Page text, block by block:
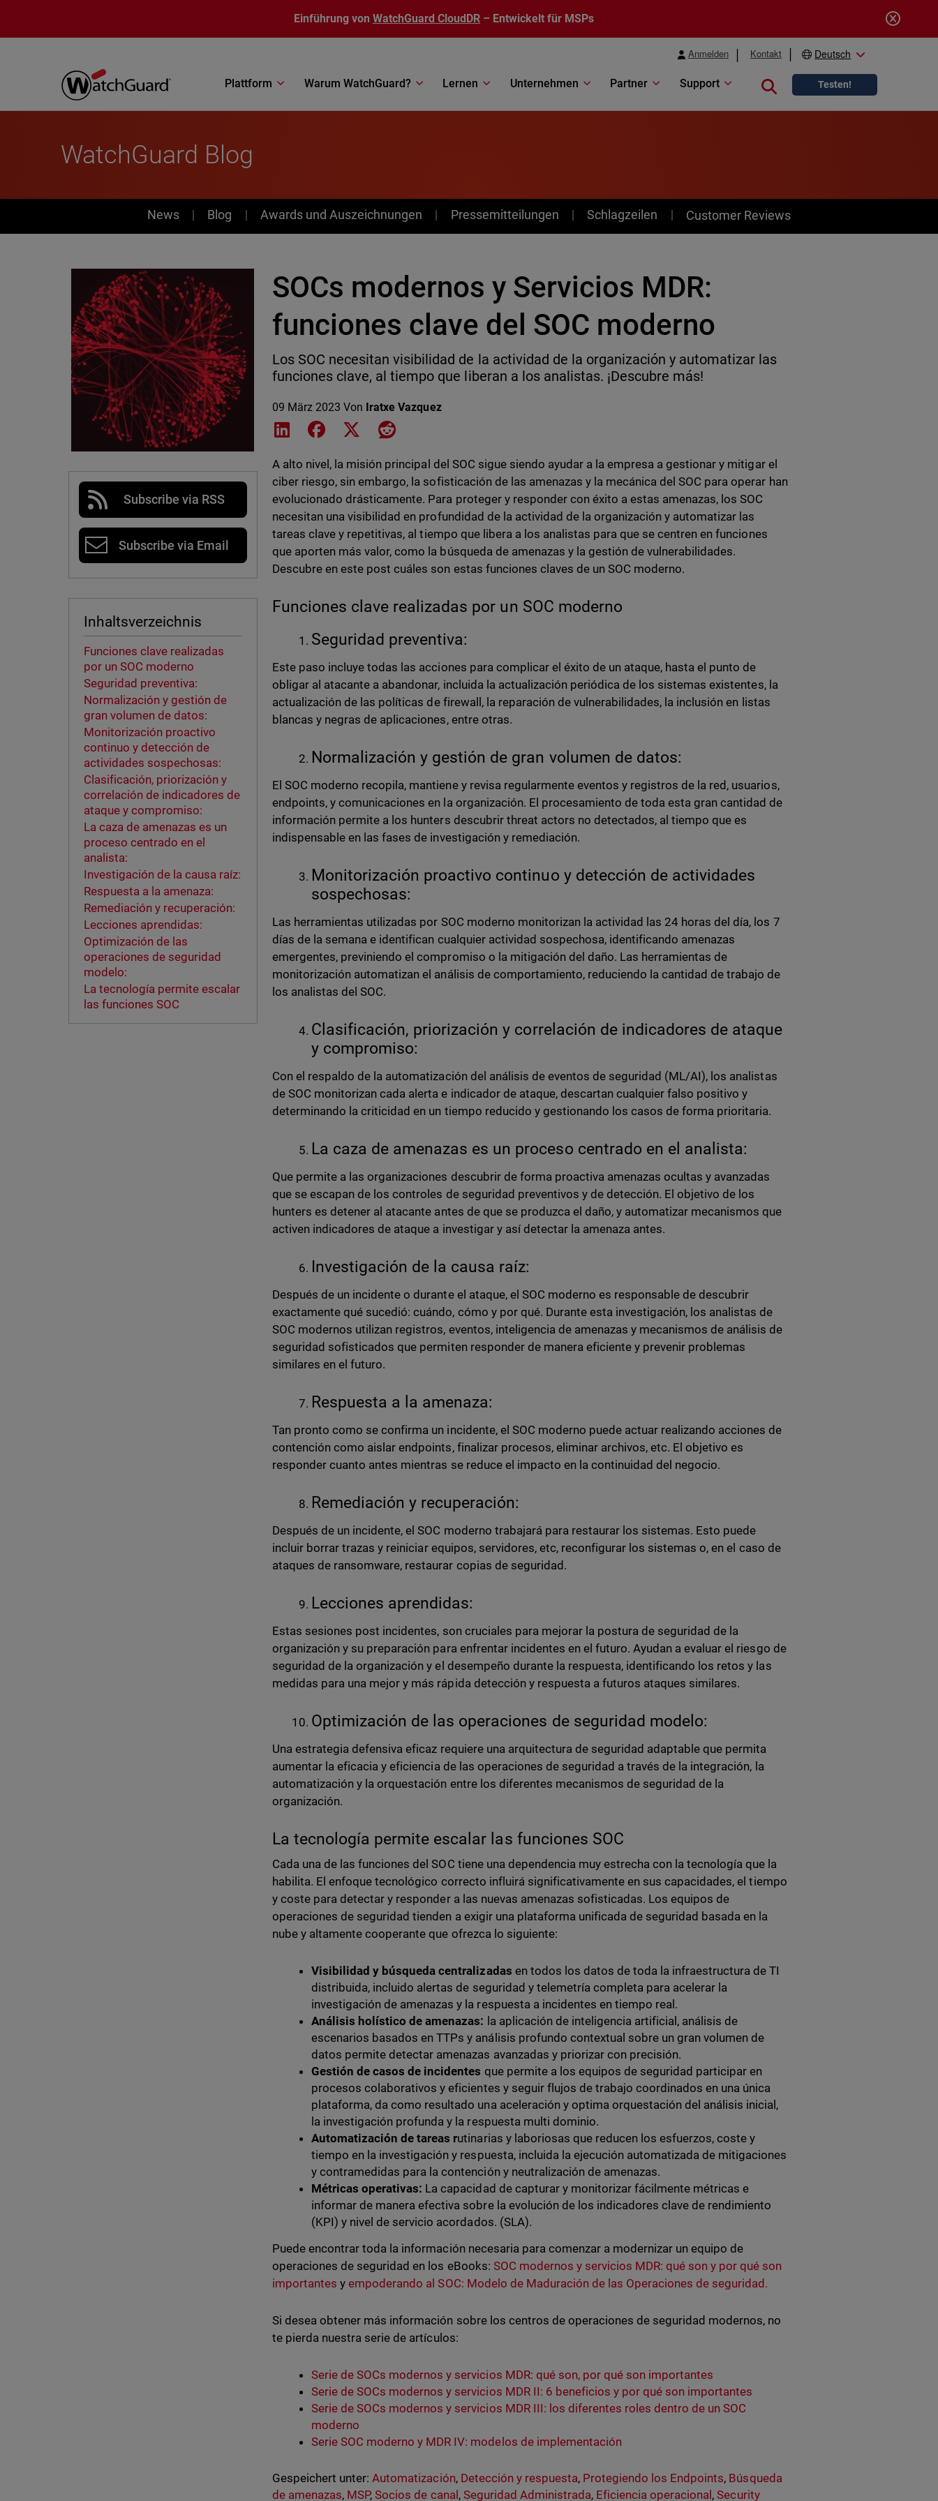
Einführung von WatchGuard CloudDR – Entwickelt für MSPs
Anmelden Kontakt Deutsch
Plattform Warum WatchGuard? Lernen Unternehmen Partner Support Close search
Testen!
WatchGuard Blog
News
News Blog Awards und Auszeichnungen Pressemitteilungen Schlagzeilen Customer Reviews
Subscribe via RSS
Subscribe via Email
Inhaltsverzeichnis
Funciones clave realizadas
por un SOC moderno
Seguridad preventiva:
Normalización y gestión de
gran volumen de datos:
Monitorización proactivo
continuo y detección de
actividades sospechosas:
Clasificación, priorización y
correlación de indicadores de
ataque y compromiso:
La caza de amenazas es un
proceso centrado en el
analista:
Investigación de la causa raíz:
Respuesta a la amenaza:
Remediación y recuperación:
Lecciones aprendidas:
Optimización de las
operaciones de seguridad
modelo:
La tecnología permite escalar
las funciones SOC
SOCs modernos y Servicios MDR:
funciones clave del SOC moderno
Los SOC necesitan visibilidad de la actividad de la organización y automatizar las
funciones clave, al tiempo que liberan a los analistas. ¡Descubre más!
09 März 2023 Von Iratxe Vazquez
Share on LinkedIn
Share on Facebook
Share on XShare on Reddit
A alto nivel, la misión principal del SOC sigue siendo ayudar a la empresa a gestionar y mitigar el
ciber riesgo, sin embargo, la sofisticación de las amenazas y la mecánica del SOC para operar han
evolucionado drásticamente. Para proteger y responder con éxito a estas amenazas, los SOC
necesitan una visibilidad en profundidad de la actividad de la organización y automatizar las
tareas clave y repetitivas, al tiempo que libera a los analistas para que se centren en funciones
que aporten más valor, como la búsqueda de amenazas y la gestión de vulnerabilidades.
Descubre en este post cuáles son estas funciones claves de un SOC moderno.
Funciones clave realizadas por un SOC moderno
Seguridad preventiva:
Este paso incluye todas las acciones para complicar el éxito de un ataque, hasta el punto de
obligar al atacante a abandonar, incluida la actualización periódica de los sistemas existentes, la
actualización de las políticas de firewall, la reparación de vulnerabilidades, la inclusión en listas
blancas y negras de aplicaciones, entre otras.
Normalización y gestión de gran volumen de datos:
El SOC moderno recopila, mantiene y revisa regularmente eventos y registros de la red, usuarios,
endpoints, y comunicaciones en la organización. El procesamiento de toda esta gran cantidad de
información permite a los hunters descubrir threat actors no detectados, al tiempo que es
indispensable en las fases de investigación y remediación.
Monitorización proactivo continuo y detección de actividades
sospechosas:
Las herramientas utilizadas por SOC moderno monitorizan la actividad las 24 horas del día, los 7
días de la semana e identifican cualquier actividad sospechosa, identificando amenazas
emergentes, previniendo el compromiso o la mitigación del daño. Las herramientas de
monitorización automatizan el análisis de comportamiento, reduciendo la cantidad de trabajo de
los analistas del SOC.
Clasificación, priorización y correlación de indicadores de ataque
y compromiso:
Con el respaldo de la automatización del análisis de eventos de seguridad (ML/AI), los analistas
de SOC monitorizan cada alerta e indicador de ataque, descartan cualquier falso positivo y
determinando la criticidad en un tiempo reducido y gestionando los casos de forma prioritaria.
La caza de amenazas es un proceso centrado en el analista:
Que permite a las organizaciones descubrir de forma proactiva amenazas ocultas y avanzadas
que se escapan de los controles de seguridad preventivos y de detección. El objetivo de los
hunters es detener al atacante antes de que se produzca el daño, y automatizar mecanismos que
activen indicadores de ataque a investigar y así detectar la amenaza antes.
Investigación de la causa raíz:
Después de un incidente o durante el ataque, el SOC moderno es responsable de descubrir
exactamente qué sucedió: cuándo, cómo y por qué. Durante esta investigación, los analistas de
SOC modernos utilizan registros, eventos, inteligencia de amenazas y mecanismos de análisis de
seguridad sofisticados que permiten responder de manera eficiente y prevenir problemas
similares en el futuro.
Respuesta a la amenaza:
Tan pronto como se confirma un incidente, el SOC moderno puede actuar realizando acciones de
contención como aislar endpoints, finalizar procesos, eliminar archivos, etc. El objetivo es
responder cuanto antes mientras se reduce el impacto en la continuidad del negocio.
Remediación y recuperación:
Después de un incidente, el SOC moderno trabajará para restaurar los sistemas. Esto puede
incluir borrar trazas y reiniciar equipos, servidores, etc, reconfigurar los sistemas o, en el caso de
ataques de ransomware, restaurar copias de seguridad.
Lecciones aprendidas:
Estas sesiones post incidentes, son cruciales para mejorar la postura de seguridad de la
organización y su preparación para enfrentar incidentes en el futuro. Ayudan a evaluar el riesgo de
seguridad de la organización y el desempeño durante la respuesta, identificando los retos y las
medidas para una mejor y más rápida detección y respuesta a futuros ataques similares.
Optimización de las operaciones de seguridad modelo:
Una estrategia defensiva eficaz requiere una arquitectura de seguridad adaptable que permita
aumentar la eficacia y eficiencia de las operaciones de seguridad a través de la integración, la
automatización y la orquestación entre los diferentes mecanismos de seguridad de la
organización.
La tecnología permite escalar las funciones SOC
Cada una de las funciones del SOC tiene una dependencia muy estrecha con la tecnología que la
habilita. El enfoque tecnológico correcto influirá significativamente en sus capacidades, el tiempo
y coste para detectar y responder a las nuevas amenazas sofisticadas. Los equipos de
operaciones de seguridad tienden a exigir una plataforma unificada de seguridad basada en la
nube y altamente cooperante que ofrezca lo siguiente:
Visibilidad y búsqueda centralizadas en todos los datos de toda la infraestructura de TI
distribuida, incluido alertas de seguridad y telemetría completa para acelerar la
investigación de amenazas y la respuesta a incidentes en tiempo real.
Análisis holístico de amenazas: la aplicación de inteligencia artificial, análisis de
escenarios basados en TTPs y análisis profundo contextual sobre un gran volumen de
datos permite detectar amenazas avanzadas y priorizar con precisión.
Gestión de casos de incidentes que permite a los equipos de seguridad participar en
procesos colaborativos y eficientes y seguir flujos de trabajo coordinados en una única
plataforma, da como resultado una aceleración y optima orquestación del análisis inicial,
la investigación profunda y la respuesta multi dominio.
Automatización de tareas rutinarias y laboriosas que reducen los esfuerzos, coste y
tiempo en la investigación y respuesta, incluida la ejecución automatizada de mitigaciones
y contramedidas para la contención y neutralización de amenazas.
Métricas operativas: La capacidad de capturar y monitorizar fácilmente métricas e
informar de manera efectiva sobre la evolución de los indicadores clave de rendimiento
(KPI) y nivel de servicio acordados. (SLA).
Puede encontrar toda la información necesaria para comenzar a modernizar un equipo de
operaciones de seguridad en los eBooks: SOC modernos y servicios MDR: qué son y por qué son
importantes yempoderando al SOC: Modelo de Maduración de las Operaciones de seguridad.
Si desea obtener más información sobre los centros de operaciones de seguridad modernos, no
te pierda nuestra serie de artículos:
Serie de SOCs modernos y servicios MDR: qué son, por qué son importantes
Serie de SOCs modernos y servicios MDR II: 6 beneficios y por qué son importantes
Serie de SOCs modernos y servicios MDR III: los diferentes roles dentro de un SOC
moderno
Serie SOC moderno y MDR IV: modelos de implementación
Gespeichert unter: Automatización, Detección y respuesta, Protegiendo los Endpoints, Búsqueda
de amenazas, MSP,Socios de canal , Seguridad Administrada, Eficiencia operacional ,Security